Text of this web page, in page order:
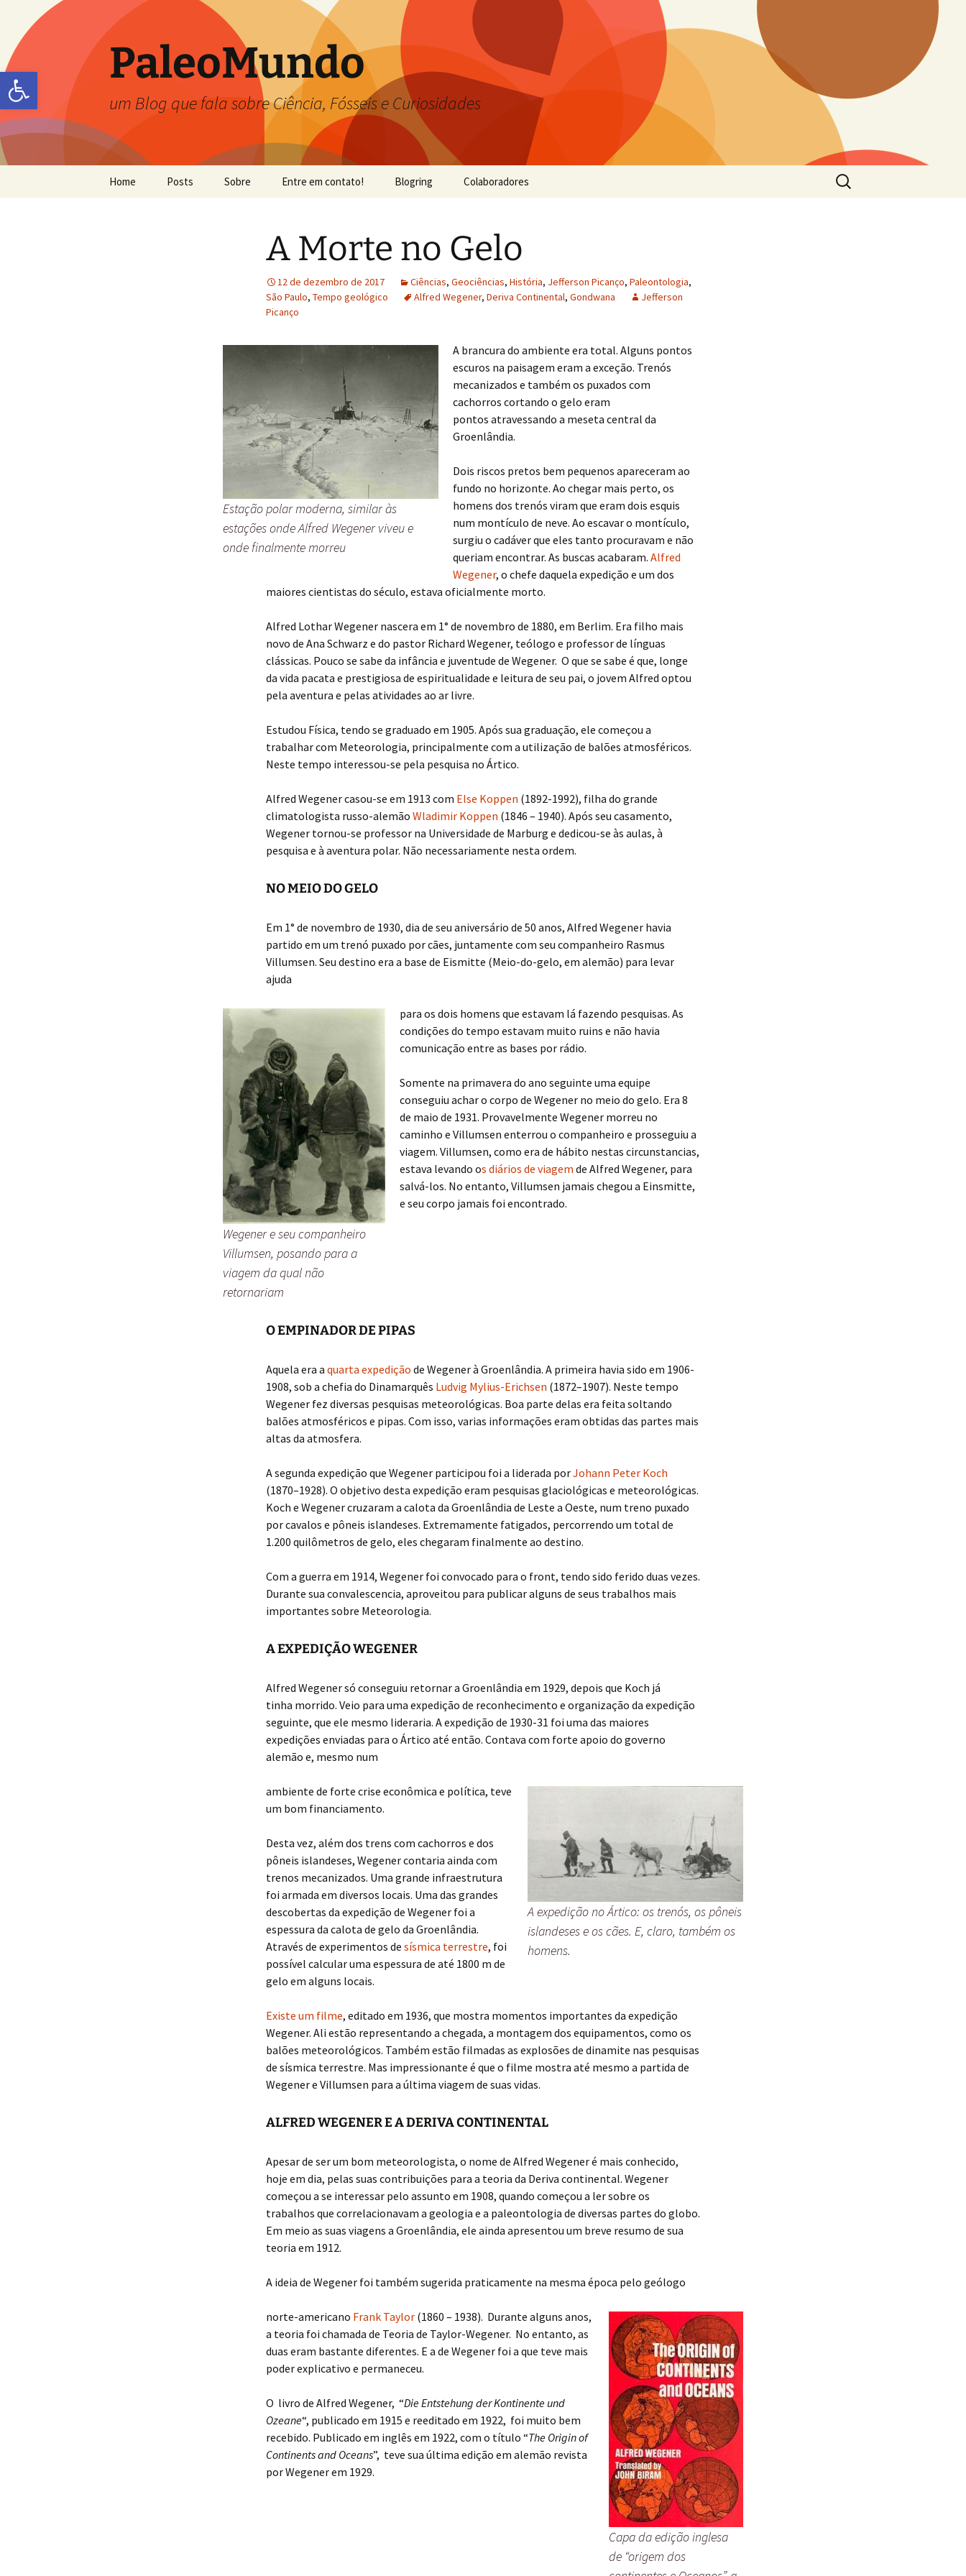
Abrir a barra de ferramentas
PaleoMundo
um Blog que fala sobre Ciência, Fósseis e Curiosidades
Home Posts
Frésia S. Ricardi-Branco
Sobre Entre em contato! Blogring Colaboradores
A Morte no Gelo
12 de dezembro de 2017 Ciências, Geociências, História, Jefferson Picanço, Paleontologia,
São Paulo, Tempo geológico Alfred Wegener, Deriva Continental, Gondwana
Jefferson
Picanço
Estação polar moderna, similar às
estações onde Alfred Wegener viveu e
onde finalmente morreu
A brancura do ambiente era total. Alguns pontos
escuros na paisagem eram a exceção. Trenós
mecanizados e também os puxados com
cachorros cortando o gelo eram
pontos atravessando a meseta central da
Groenlândia.
Dois riscos pretos bem pequenos apareceram ao
fundo no horizonte. Ao chegar mais perto, os
homens dos trenós viram que eram dois esquis
num montículo de neve. Ao escavar o montículo,
surgiu o cadáver que eles tanto procuravam e não
queriam encontrar. As buscas acabaram. Alfred
Wegener, o chefe daquela expedição e um dos
maiores cientistas do século, estava oficialmente morto.
Alfred Lothar Wegener nascera em 1° de novembro de 1880, em Berlim. Era filho mais
novo de Ana Schwarz e do pastor Richard Wegener, teólogo e professor de línguas
clássicas. Pouco se sabe da infância e juventude de Wegener. O que se sabe é que, longe
da vida pacata e prestigiosa de espiritualidade e leitura de seu pai, o jovem Alfred optou
pela aventura e pelas atividades ao ar livre.
Estudou Física, tendo se graduado em 1905. Após sua graduação, ele começou a
trabalhar com Meteorologia, principalmente com a utilização de balões atmosféricos.
Neste tempo interessou-se pela pesquisa no Ártico.
Alfred Wegener casou-se em 1913 com Else Koppen (1892-1992), filha do grande
climatologista russo-alemão Wladimir Koppen (1846 – 1940). Após seu casamento,
Wegener tornou-se professor na Universidade de Marburg e dedicou-se às aulas, à
pesquisa e à aventura polar. Não necessariamente nesta ordem.
NO MEIO DO GELO
Em 1° de novembro de 1930, dia de seu aniversário de 50 anos, Alfred Wegener havia
partido em um trenó puxado por cães, juntamente com seu companheiro Rasmus
Villumsen. Seu destino era a base de Eismitte (Meio-do-gelo, em alemão) para levar
ajuda
Wegener e seu companheiro
Villumsen, posando para a
viagem da qual não
retornariam
para os dois homens que estavam lá fazendo pesquisas. As
condições do tempo estavam muito ruins e não havia
comunicação entre as bases por rádio.
Somente na primavera do ano seguinte uma equipe
conseguiu achar o corpo de Wegener no meio do gelo. Era 8
de maio de 1931. Provavelmente Wegener morreu no
caminho e Villumsen enterrou o companheiro e prosseguiu a
viagem. Villumsen, como era de hábito nestas circunstancias,
estava levando os diários de viagem de Alfred Wegener, para
salvá-los. No entanto, Villumsen jamais chegou a Einsmitte,
e seu corpo jamais foi encontrado.
O EMPINADOR DE PIPAS
Aquela era a quarta expedição de Wegener à Groenlândia. A primeira havia sido em 1906-
1908, sob a chefia do Dinamarquês Ludvig Mylius-Erichsen (1872–1907). Neste tempo
Wegener fez diversas pesquisas meteorológicas. Boa parte delas era feita soltando
balões atmosféricos e pipas. Com isso, varias informações eram obtidas das partes mais
altas da atmosfera.
A segunda expedição que Wegener participou foi a liderada porJohann Peter Koch
(1870–1928). O objetivo desta expedição eram pesquisas glaciológicas e meteorológicas.
Koch e Wegener cruzaram a calota da Groenlândia de Leste a Oeste, num treno puxado
por cavalos e pôneis islandeses. Extremamente fatigados, percorrendo um total de
1.200 quilômetros de gelo, eles chegaram finalmente ao destino.
Com a guerra em 1914, Wegener foi convocado para o front, tendo sido ferido duas vezes.
Durante sua convalescencia, aproveitou para publicar alguns de seus trabalhos mais
importantes sobre Meteorologia.
A EXPEDIÇÃO WEGENER
Alfred Wegener só conseguiu retornar a Groenlândia em 1929, depois que Koch já
tinha morrido. Veio para uma expedição de reconhecimento e organização da expedição
seguinte, que ele mesmo lideraria. A expedição de 1930-31 foi uma das maiores
expedições enviadas para o Ártico até então. Contava com forte apoio do governo
alemão e, mesmo num
A expedição no Ártico: os trenós, os pôneis
islandeses e os cães. E, claro, também os
homens.
ambiente de forte crise econômica e política, teve
um bom financiamento.
Desta vez, além dos trens com cachorros e dos
pôneis islandeses, Wegener contaria ainda com
trenos mecanizados. Uma grande infraestrutura
foi armada em diversos locais. Uma das grandes
descobertas da expedição de Wegener foi a
espessura da calota de gelo da Groenlândia.
Através de experimentos de sísmica terrestre, foi
possível calcular uma espessura de até 1800 m de
gelo em alguns locais.
Existe um filme, editado em 1936, que mostra momentos importantes da expedição
Wegener. Ali estão representando a chegada, a montagem dos equipamentos, como os
balões meteorológicos. Também estão filmadas as explosões de dinamite nas pesquisas
de sísmica terrestre. Mas impressionante é que o filme mostra até mesmo a partida de
Wegener e Villumsen para a última viagem de suas vidas.
ALFRED WEGENER E A DERIVA CONTINENTAL
Apesar de ser um bom meteorologista, o nome de Alfred Wegener é mais conhecido,
hoje em dia, pelas suas contribuições para a teoria da Deriva continental. Wegener
começou a se interessar pelo assunto em 1908, quando começou a ler sobre os
trabalhos que correlacionavam a geologia e a paleontologia de diversas partes do globo.
Em meio as suas viagens a Groenlândia, ele ainda apresentou um breve resumo de sua
teoria em 1912.
A ideia de Wegener foi também sugerida praticamente na mesma época pelo geólogo
Capa da edição inglesa
de “origem dos
norte-americano Frank Taylor (1860 – 1938). Durante alguns anos,
a teoria foi chamada de Teoria de Taylor-Wegener. No entanto, as
duas eram bastante diferentes. E a de Wegener foi a que teve mais
poder explicativo e permaneceu.
O livro de Alfred Wegener, “Die Entstehung der Kontinente und
Ozeane“, publicado em 1915 e reeditado em 1922, foi muito bem
recebido. Publicado em inglês em 1922, com o título “The Origin of
Continents and Oceans”, teve sua última edição em alemão revista
por Wegener em 1929.